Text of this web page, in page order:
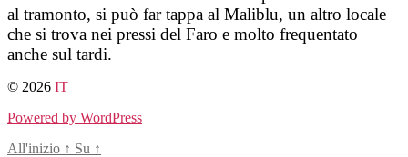
al tramonto, si può far tappa al Maliblu, un altro locale
che si trova nei pressi del Faro e molto frequentato
anche sul tardi.
© 2026 IT
Powered by WordPress
All'inizio ↑ Su ↑